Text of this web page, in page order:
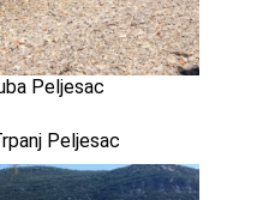
Peljesac
Peljesac